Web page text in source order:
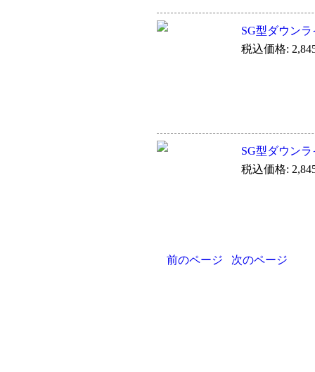
SG型ダウンラ
税込価格:
SG型ダウンラ
税込価格:
前のページ 次のページ